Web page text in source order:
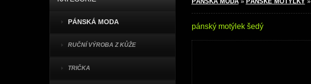
PÁNSKÁ MODA
RUČNÍ VÝROBA Z KŮŽE
TRIČKA
pánský motýlek šedý